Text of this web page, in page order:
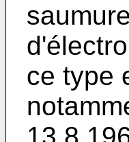
ce type